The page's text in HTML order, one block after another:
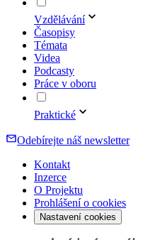
Vzdělávání
Časopisy
Témata
Videa
Podcasty
Práce v oboru
Praktické
Odebírejte náš newsletter
Kontakt
Inzerce
O Projektu
Prohlášení o cookies
Nastavení cookies